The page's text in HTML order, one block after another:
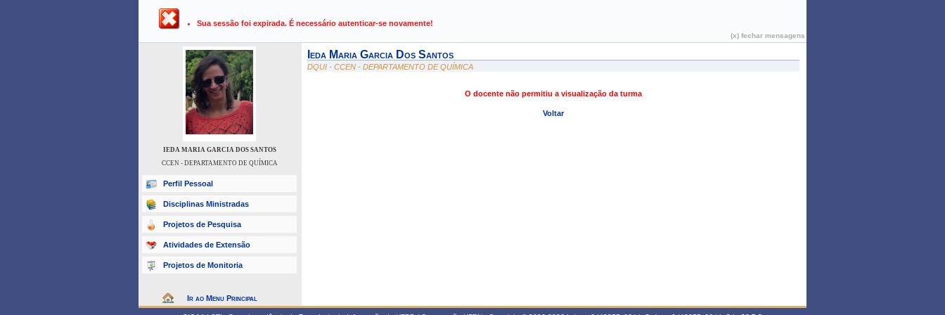
UFPB ›
Sua sessão foi expirada. É necessário autenticar-se novamente!
(x) fechar mensagens
IEDA MARIA GARCIA DOS SANTOS
CCEN - DEPARTAMENTO DE QUÍMICA
Perfil Pessoal
Disciplinas Ministradas
Projetos de Pesquisa
Atividades de Extensão
Projetos de Monitoria
Ir ao Menu Principal
Ieda Maria Garcia Dos Santos
DQUI - CCEN - DEPARTAMENTO DE QUÍMICA
O docente não permitiu a visualização da turma
Voltar